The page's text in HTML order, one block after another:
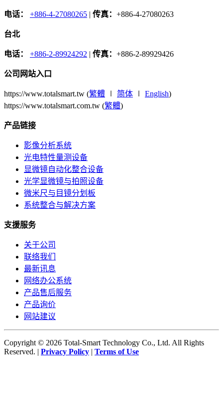
电话： +886-4-27080265 | 传真： +886-4-27080263
台北
电话： +886-2-89924292 | 传真： +886-2-89929426
公司网站入口
https://www.totalsmart.tw (繁體 ∣ 简体 ∣ English)
https://www.totalsmart.com.tw (繁體)
产品链接
影像分析系统
光电特性量测设备
显微镜自动化整合设备
光学显微镜与拍照设备
微米尺与目镜分划板
系统整合与解决方案
支援服务
关于公司
联络我们
最新讯息
网络办公系统
产品售后服务
产品询价
网站建议
Copyright © 2026 Total-Smart Technology Co., Ltd. All Rights
Reserved. | Privacy Policy | Terms of Use